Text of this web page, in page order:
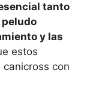
tanto
peludo
y las
estos
con